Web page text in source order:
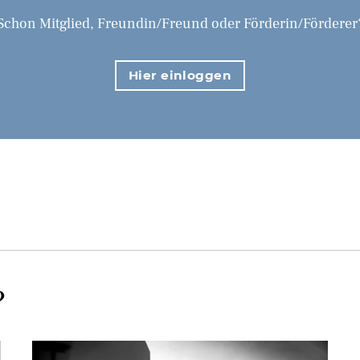
Mitglied, Freundin/Freund oder Förderin/
Hier einloggen